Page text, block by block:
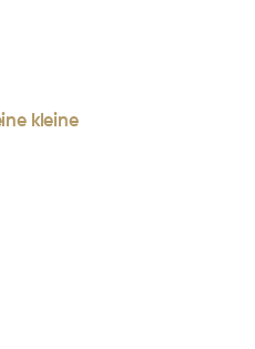
kleine